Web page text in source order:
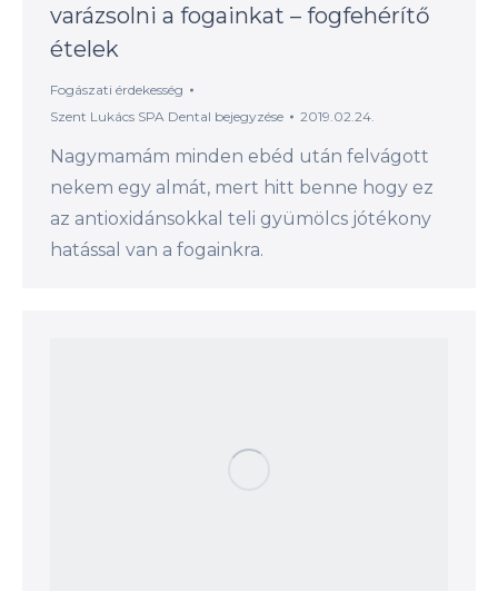
varázsolni a fogainkat – fogfehérítő
ételek
Fogászati érdekesség
Szent Lukács SPA Dental bejegyzése 2019.02.24.
Nagymamám minden ebéd után felvágott
nekem egy almát, mert hitt benne hogy ez
az antioxidánsokkal teli gyümölcs jótékony
hatással van a fogainkra.